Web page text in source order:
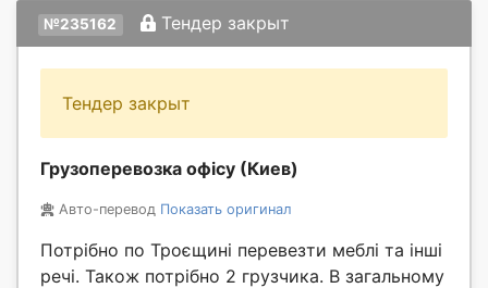
№235162 Тендер закрыт
Тендер закрыт
Грузоперевозка офісу (Киев)
Авто-перевод Показать оригинал
Потрібно по Троєщині перевезти меблі та інші
речі. Також потрібно 2 грузчика. В загальному